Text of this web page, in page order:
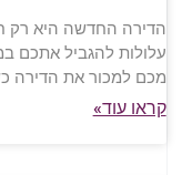
הדירה החדשה היא רק
עלולות להגביל אתכם
מכם למכור את הדירה
קראו עוד»